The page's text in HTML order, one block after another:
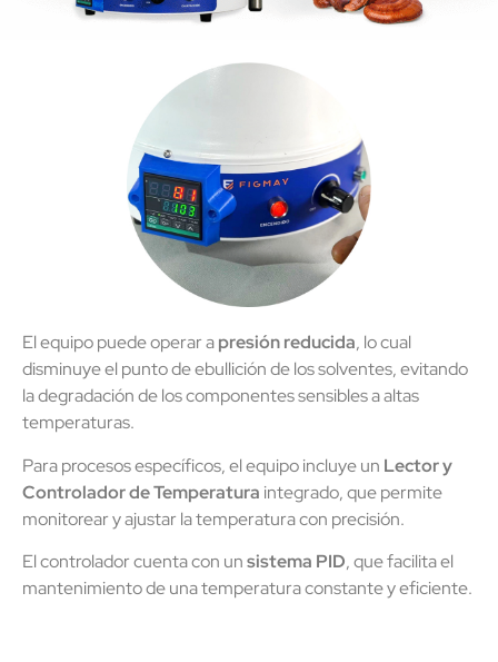
El equipo puede operar apresión reducida, lo cual
disminuye el punto de ebullición de los solventes, evitando
la degradación de los componentes sensibles a altas
temperaturas.
Para procesos específicos, el equipo incluye un Lector y
Controlador de Temperatura integrado, que permite
monitorear y ajustar la temperatura con precisión.
El controlador cuenta con unsistema PID, que facilita el
mantenimiento de una temperatura constante y eficiente.